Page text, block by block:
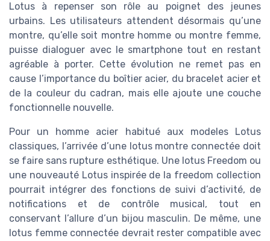
Lotus à repenser son rôle au poignet des jeunes
urbains. Les utilisateurs attendent désormais qu’une
montre, qu’elle soit montre homme ou montre femme,
puisse dialoguer avec le smartphone tout en restant
agréable à porter. Cette évolution ne remet pas en
cause l’importance du boîtier acier, du bracelet acier et
de la couleur du cadran, mais elle ajoute une couche
fonctionnelle nouvelle.
Pour un homme acier habitué aux modeles Lotus
classiques, l’arrivée d’une lotus montre connectée doit
se faire sans rupture esthétique. Une lotus Freedom ou
une nouveauté Lotus inspirée de la freedom collection
pourrait intégrer des fonctions de suivi d’activité, de
notifications et de contrôle musical, tout en
conservant l’allure d’un bijou masculin. De même, une
lotus femme connectée devrait rester compatible avec